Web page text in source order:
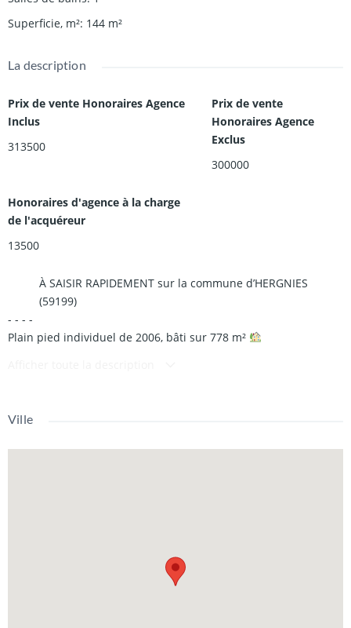
Superficie, m²: 144 m²
La description
Prix de vente Honoraires Agence
Inclus
313500
Prix de vente
Honoraires Agence
Exclus
300000
Honoraires d'agence à la charge
de l'acquéreur
13500
À SAISIR RAPIDEMENT sur la commune d’HERGNIES
(59199)
- - - -
Plain pied individuel de 2006, bâti sur 778 m²
- - - -
Combles aménageables offrant un beau potentiel
Terrasse
Pellet et climatiseurs réversibles
Ville